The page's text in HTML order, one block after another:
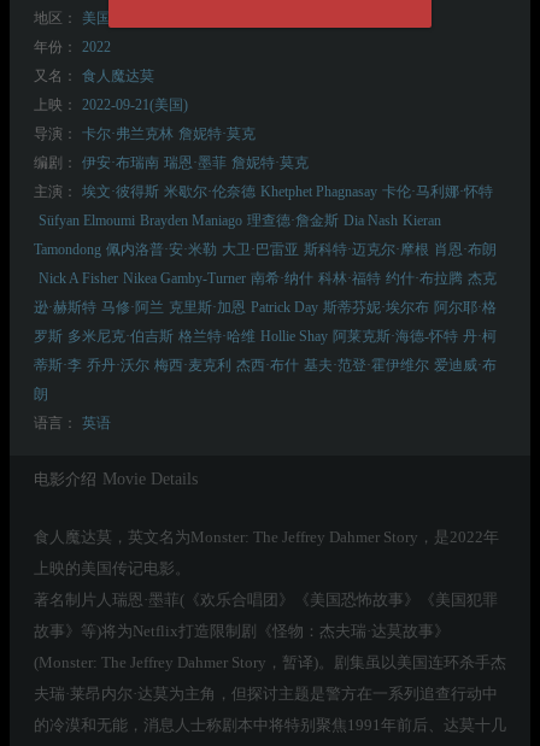
地区：
美国
年份：
2022
又名：
食人魔达莫
上映：
2022-09-21(美国)
导演：
卡尔·弗兰克林 詹妮特·莫克
编剧：
伊安·布瑞南 瑞恩·墨菲 詹妮特·莫克
主演：
埃文·彼得斯 米歇尔·伦奈德 Khetphet Phagnasay 卡伦·马利娜·怀特
Süfyan Elmoumi Brayden Maniago 理查德·詹金斯 Dia Nash Kieran
Tamondong 佩内洛普·安·米勒 大卫·巴雷亚 斯科特·迈克尔·摩根 肖恩·布朗
Nick A Fisher Nikea Gamby-Turner 南希·纳什 科林·福特 约什·布拉腾 杰克
逊·赫斯特 马修·阿兰 克里斯·加恩 Patrick Day 斯蒂芬妮·埃尔布 阿尔耶·格
罗斯 多米尼克·伯吉斯 格兰特·哈维 Hollie Shay 阿莱克斯·海德-怀特 丹·柯
蒂斯·李 乔丹·沃尔 梅西·麦克利 杰西·布什 基夫·范登·霍伊维尔 爱迪威·布
朗
语言：
英语
电影介绍 Movie Details
食人魔达莫，英文名为Monster: The Jeffrey Dahmer Story，是2022年
上映的美国传记电影。
著名制片人瑞恩·墨菲(《欢乐合唱团》《美国恐怖故事》《美国犯罪
故事》等)将为Netflix打造限制剧《怪物：杰夫瑞·达莫故事》
(Monster: The Jeffrey Dahmer Story，暂译)。剧集虽以美国连环杀手杰
夫瑞·莱昂内尔·达莫为主角，但探讨主题是警方在一系列追查行动中
的冷漠和无能，消息人士称剧本中将特别聚焦1991年前后、达莫十几